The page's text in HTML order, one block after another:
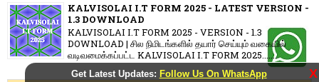
Get Latest Updates: Follow Us On WhatsApp X
KALVISOLAI I.T FORM 2025 - LATEST VERSION -
1.3 DOWNLOAD
KALVISOLAI I.T FORM 2025 - VERSION - 1.3
DOWNLOAD | சில நிமிடங்களில் தயார் செய்யும் வகையில்
வடிவமைக்கப்பட்ட KALVISOLAI I.T FORM 2025.......